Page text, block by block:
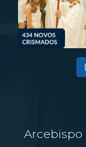
Arcebispo